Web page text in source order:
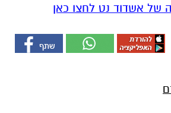
של אשדוד נט לחצו כאן